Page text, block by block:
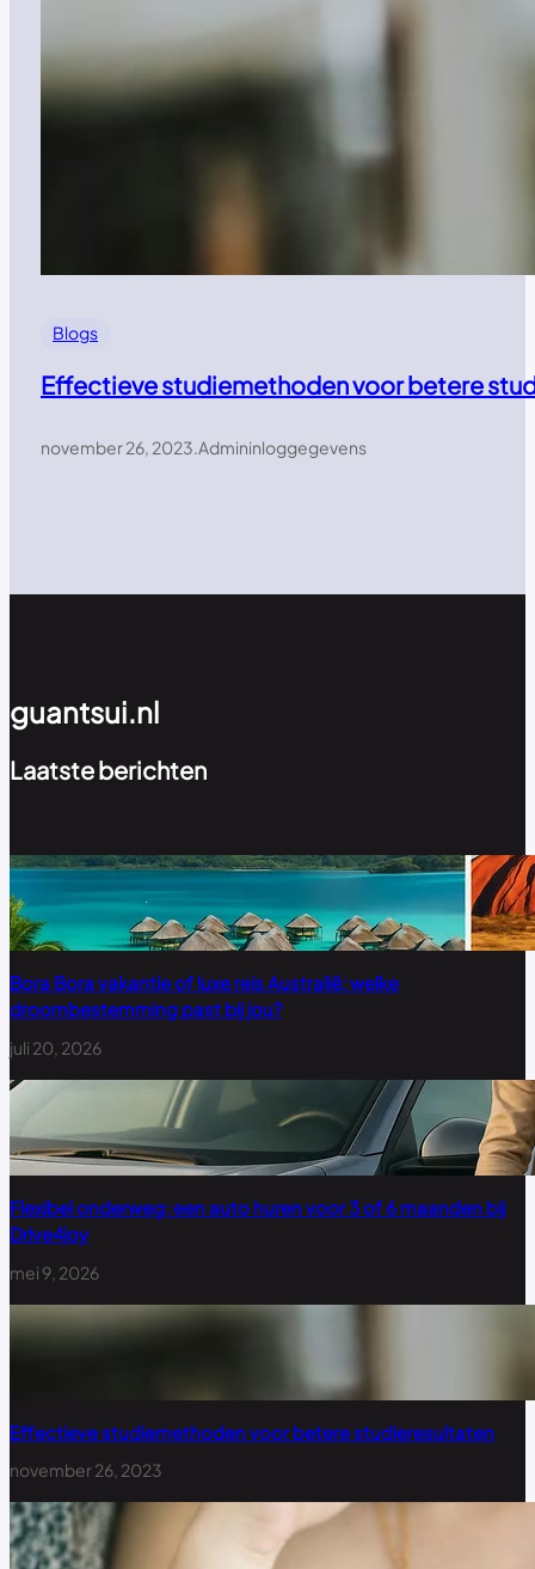
Blogs
Effectieve studiemethoden voor betere
november 26, 2023.Admininloggegevens
guantsui.nl
Laatste berichten
Bora Bora vakantie of luxe reis Australië: welke
droombestemming past bij jou?
juli 20, 2026
Flexibel onderweg: een auto huren voor 3 of 6 maanden bij
Drive4joy
mei 9, 2026
Effectieve studiemethoden voor betere studieresultaten
november 26, 2023